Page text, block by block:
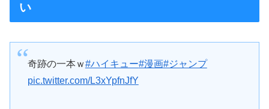
い
奇跡の一本ｗ#ハイキュー#漫画#ジャンプ
pic.twitter.com/L3xYpfnJfY